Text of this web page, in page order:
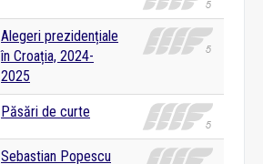
Alegeri prezidențiale
în Croația, 2024-
2025
Păsări de curte
Sebastian Popescu